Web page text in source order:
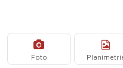
Foto